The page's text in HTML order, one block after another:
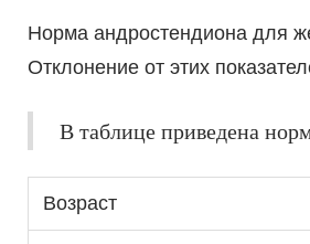
Норма андростендиона для
Отклонение от этих
В таблице приведена
Возраст